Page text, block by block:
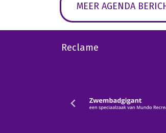
MEER AGENDA
Reclame